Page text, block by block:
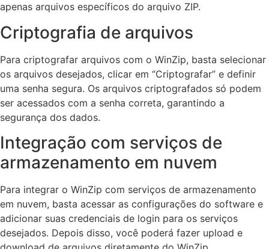
apenas arquivos específicos do arquivo ZIP.
Criptografia de arquivos
Para criptografar arquivos com o WinZip, basta selecionar
os arquivos desejados, clicar em “Criptografar” e definir
uma senha segura. Os arquivos criptografados só podem
ser acessados com a senha correta, garantindo a
segurança dos dados.
Integração com serviços de
armazenamento em nuvem
Para integrar o WinZip com serviços de armazenamento
em nuvem, basta acessar as configurações do software e
adicionar suas credenciais de login para os serviços
desejados. Depois disso, você poderá fazer upload e